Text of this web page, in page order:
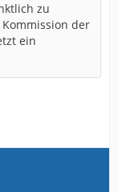
zu
der
ein